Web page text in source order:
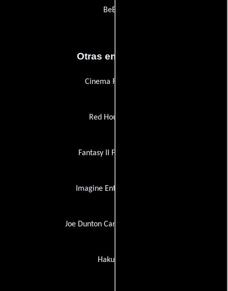
BeBee
Otras empresas
Cinema Research
Red Hour Films
Fantasy II Film Effects
Imagine Entertainment
Joe Dunton Cameras America
Hakuhodo